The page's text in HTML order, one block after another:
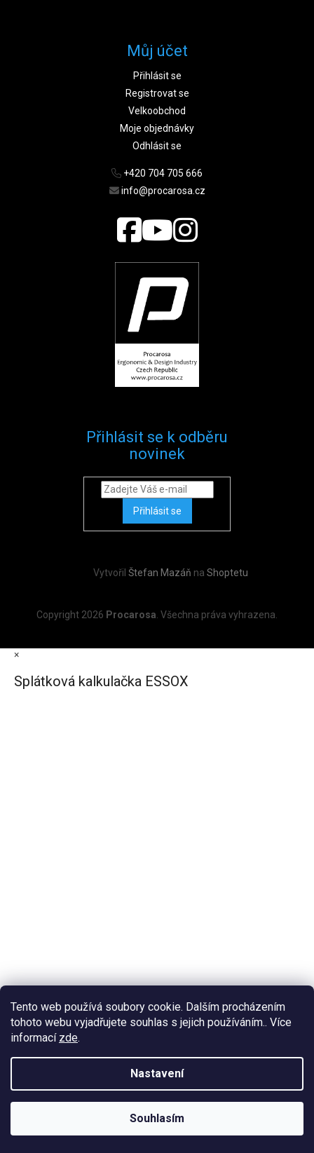
Tento web používá soubory cookie. Dalším procházením
tohoto webu vyjadřujete souhlas s jejich používáním.. Více
informací zde.
Nastavení
Souhlasím
Můj účet
Přihlásit se
Registrovat se
Velkoobchod
Moje objednávky
Odhlásit se
+420 704 705 666
info@procarosa.cz
Přihlásit se k odběru
novinek
Přihlásit se
Vytvořil Štefan Mazáň na Shoptetu
Copyright 2026 Procarosa. Všechna práva vyhrazena.
×
Splátková kalkulačka ESSOX